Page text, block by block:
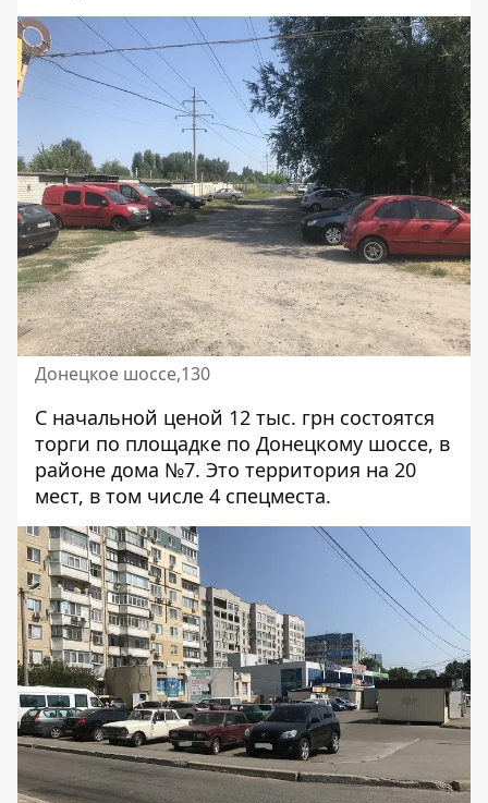
Донецкое шоссе,130
С начальной ценой 12 тыс. грн состоятся
торги по площадке по Донецкому шоссе, в
районе дома №7. Это территория на 20
мест, в том числе 4 спецместа.